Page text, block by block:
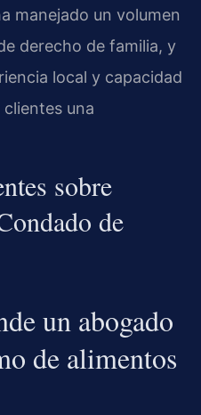
manejado un volumen
derecho de familia, y
local y capacidad
una
sobre
de
un abogado
de alimentos